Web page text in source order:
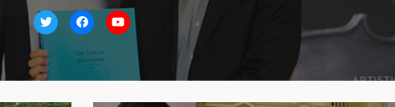
TwitterfacebookYoutube